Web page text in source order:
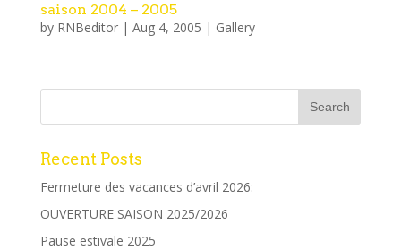
saison 2004 – 2005
by RNBeditor| Aug 4, 2005 | Gallery
Recent Posts
Fermeture des vacances d’avril 2026:
OUVERTURE SAISON 2025/2026
Pause estivale 2025